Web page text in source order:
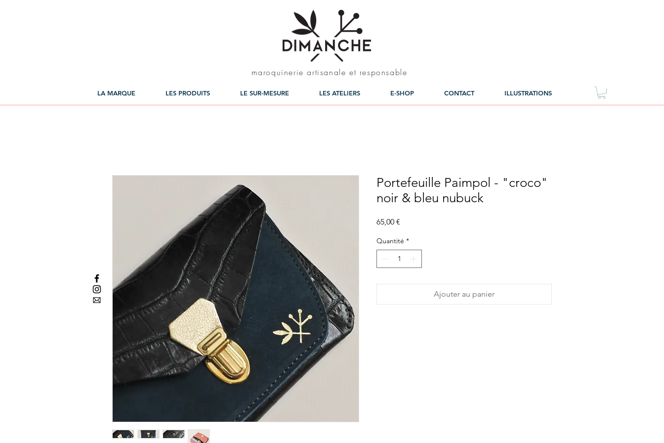
maroquinerie artisanale et responsable
LA MARQUE LES PRODUITS LE SUR-MESURE LES ATELIERS E-SHOP CONTACT ILLUSTRATIONS
Portefeuille Paimpol - "croco"
noir & bleu nubuck
65,00 €
Quantité *
Ajouter au panier